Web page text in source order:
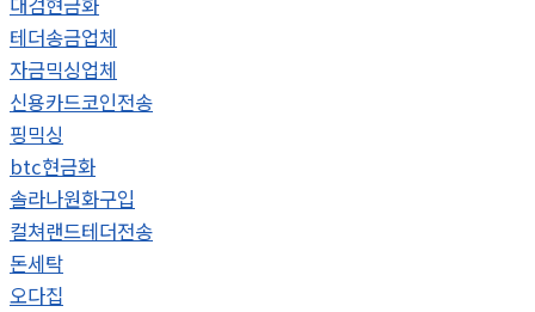
테더송금업체
자금믹싱업체
신용카드코인전송
핑믹싱
btc현금화
솔라나원화구입
컬쳐랜드테더전송
돈세탁
오다집